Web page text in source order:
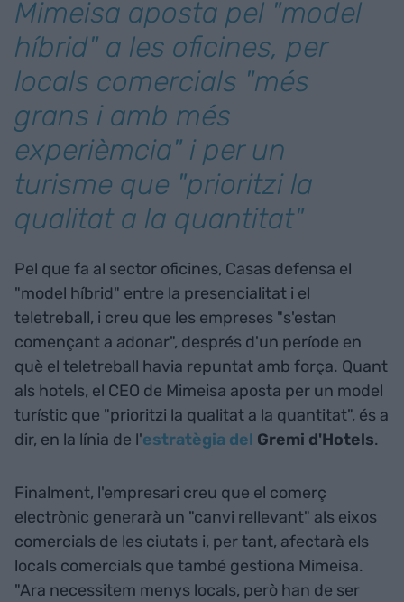
Mimeisa aposta pel "model
híbrid" a les oficines, per
locals comercials "més
grans i amb més
experièmcia" i per un
turisme que "prioritzi la
qualitat a la quantitat"
Pel que fa al sector oficines, Casas defensa el
"model híbrid" entre la presencialitat i el
teletreball, i creu que les empreses "s'estan
començant a adonar", després d'un període en
què el teletreball havia repuntat amb força. Quant
als hotels, el CEO de Mimeisa aposta per un model
turístic que "prioritzi la qualitat a la quantitat", és a
dir, en la línia de l'estratègia del Gremi d'Hotels.
Finalment, l'empresari creu que el comerç
electrònic generarà un "canvi rellevant" als eixos
comercials de les ciutats i, per tant, afectarà els
locals comercials que també gestiona Mimeisa.
"Ara necessitem menys locals, però han de ser